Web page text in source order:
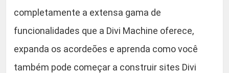
completamente a extensa gama de
funcionalidades que a Divi Machine oferece,
expanda os acordeões e aprenda como você
também pode começar a construir sites Divi